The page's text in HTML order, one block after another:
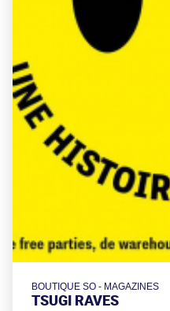
BOUTIQUE SO - MAGAZINES
TSUGI RAVES